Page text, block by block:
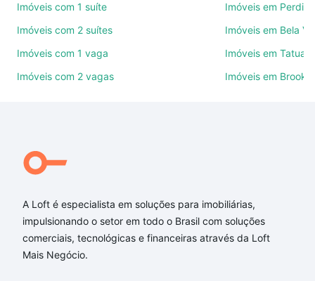
também pode usar os filtros como quantidade de
quartos, suítes, com ou sem vaga de garagem para
combinar perfeitamente com o preço, metragem e
festas ou área verde e encontrar Imóveis à venda
Estados, São Paulo, SP?
Imóveis à venda em Jardim dos Estados, São Paulo,
SP que custam a partir de R$ 0 e com nossas
opções de financiamento imobiliário as parcelas
podem se adequar ao seu orçamento. Se ainda tem
Imóveis com 1 suíte
Imóveis com 2 suítes
Imóveis com 1 vaga
Imóveis com 2 vagas
Imóveis em
Imóveis em Bela
Imóveis em
Imóveis em
A Loft é especialista em soluções para imobiliárias,
impulsionando o setor em todo o Brasil com soluções
comerciais, tecnológicas e financeiras através da Loft
Mais Negócio.